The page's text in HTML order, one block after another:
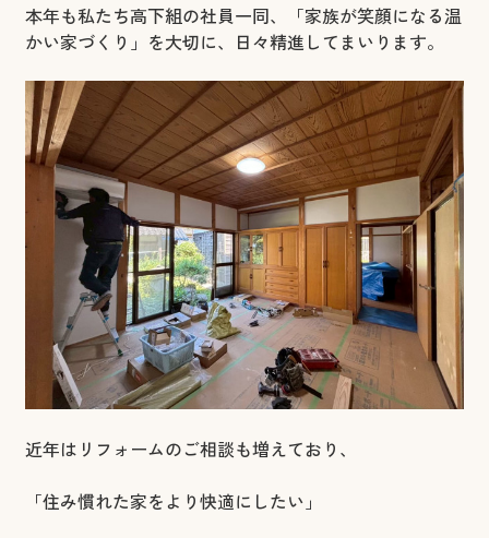
本年も私たち高下組の社員一同、「家族が笑顔になる温
かい家づくり」を大切に、日々精進してまいります。
近年はリフォームのご相談も増えており、
「住み慣れた家をより快適にしたい」